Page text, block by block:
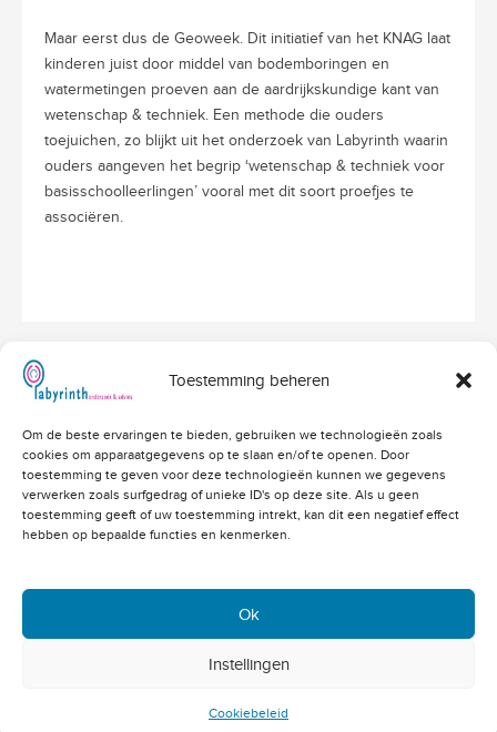
Toestemming beheren
Om de beste ervaringen te bieden, gebruiken we technologieën zoals
cookies om apparaatgegevens op te slaan en/of te openen. Door
toestemming te geven voor deze technologieën kunnen we gegevens
verwerken zoals surfgedrag of unieke ID's op deze site. Als u geen
toestemming geeft of uw toestemming intrekt, kan dit een negatief effect
hebben op bepaalde functies en kenmerken.
Ok
Instellingen
Cookiebeleid
Maar eerst dus de Geoweek. Dit initiatief van het KNAG laat
kinderen juist door middel van bodemboringen en
watermetingen proeven aan de aardrijkskundige kant van
wetenschap & techniek. Een methode die ouders
toejuichen, zo blijkt uit het onderzoek van Labyrinth waarin
ouders aangeven het begrip ‘wetenschap & techniek voor
basisschoolleerlingen’ vooral met dit soort proefjes te
associëren.
3526 VD Utrecht
info@labyrinthonderzoek.nl
bekijk op Google Maps
Telefoonnummers
Offertes: 030 - 760 07 82
Privacybeleid